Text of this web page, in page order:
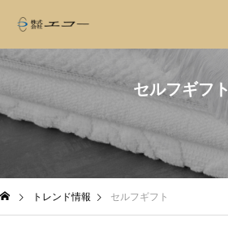
セルフギフト
トレンド情報 セルフギフト